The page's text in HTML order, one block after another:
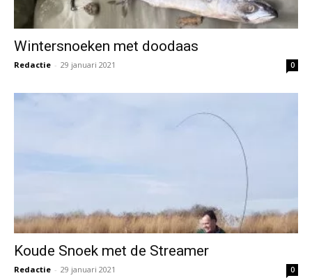
Wintersnoeken met doodaas
Redactie - 29 januari 2021 0
Koude Snoek met de Streamer
Redactie - 29 januari 2021 0